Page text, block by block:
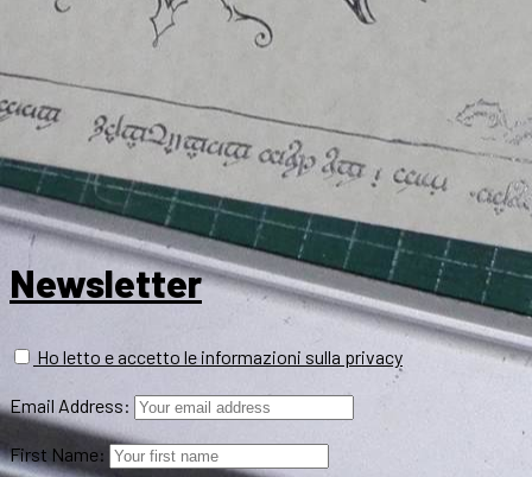
Newsletter
Ho letto e accetto le informazioni sulla privacy
Email Address:
First Name: